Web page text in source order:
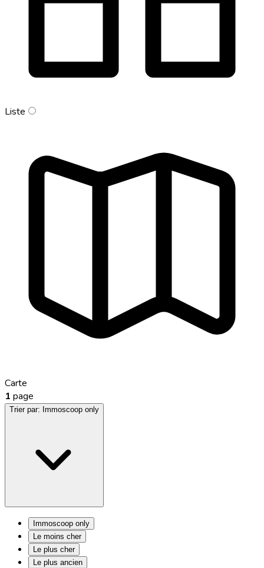
Liste
Carte
1 page
Trier par: Immoscoop only
Immoscoop only
Le moins cher
Le plus cher
Le plus ancien